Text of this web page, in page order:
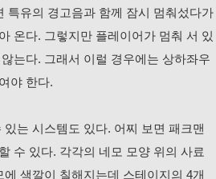
특유의 경고음과 함께 잠시 멈춰섰다가
온다. 그렇지만 플레이어가 멈춰 서 있
는다. 그래서 이럴 경우에는 상하좌우
야 한다.
는 시스템도 있다. 어찌 보면 패크맨
수 있다. 각각의 네모 모양 위의 사료
색깔이 칠해지는데 스테이지의 4개